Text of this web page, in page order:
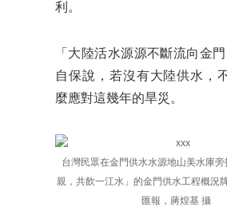
利。
「大陸活水源源不斷流向金
自保說，若沒有大陸供水，
麼應對這幾年的旱災。
台灣民眾在金門供水水源地山美水庫
親，共飲一江水」的金門供水工程概況
匯報，蔣煌基 攝